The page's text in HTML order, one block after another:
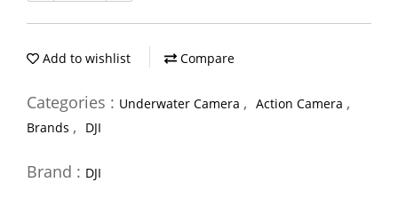
Add to wishlist Compare
Categories : Underwater Camera , Action Camera ,
Brands , DJI
Brand : DJI